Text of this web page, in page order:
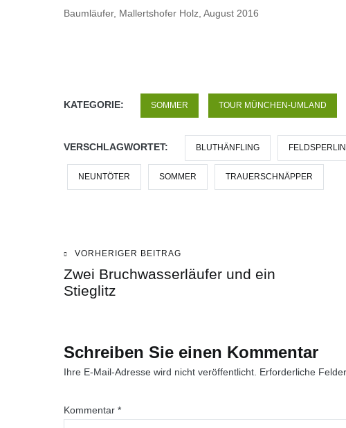
Baumläufer, Mallertshofer Holz, August 2016
KATEGORIE: SOMMER TOUR MÜNCHEN-UMLAND
VERSCHLAGWORTET: BLUTHÄNFLING
NEUNTÖTER SOMMER TRAUERSCHNÄPPER
Beitragsnavigation
VORHERIGER BEITRAG
Zwei Bruchwasserläufer und ein
Stieglitz
Schreiben Sie einen Kommentar
Ihre E-Mail-Adresse wird nicht veröffentlicht. Erforderliche
Kommentar *